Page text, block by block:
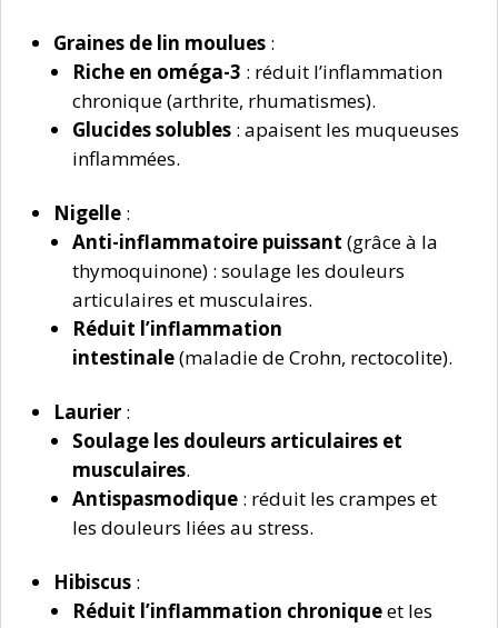
Graines de lin moulues :
Riche en oméga-3 : réduit l’inflammation
chronique (arthrite, rhumatismes).
Glucides solubles : apaisent les muqueuses
inflammées.
Nigelle :
Anti-inflammatoire puissant (grâce à la
thymoquinone) : soulage les douleurs
articulaires et musculaires.
Réduit l’inflammation
intestinale(maladie de Crohn, rectocolite).
Laurier :
Soulage les douleurs articulaires et
musculaires.
Antispasmodique : réduit les crampes et
les douleurs liées au stress.
Hibiscus :
Réduit l’inflammation chroniqueet les